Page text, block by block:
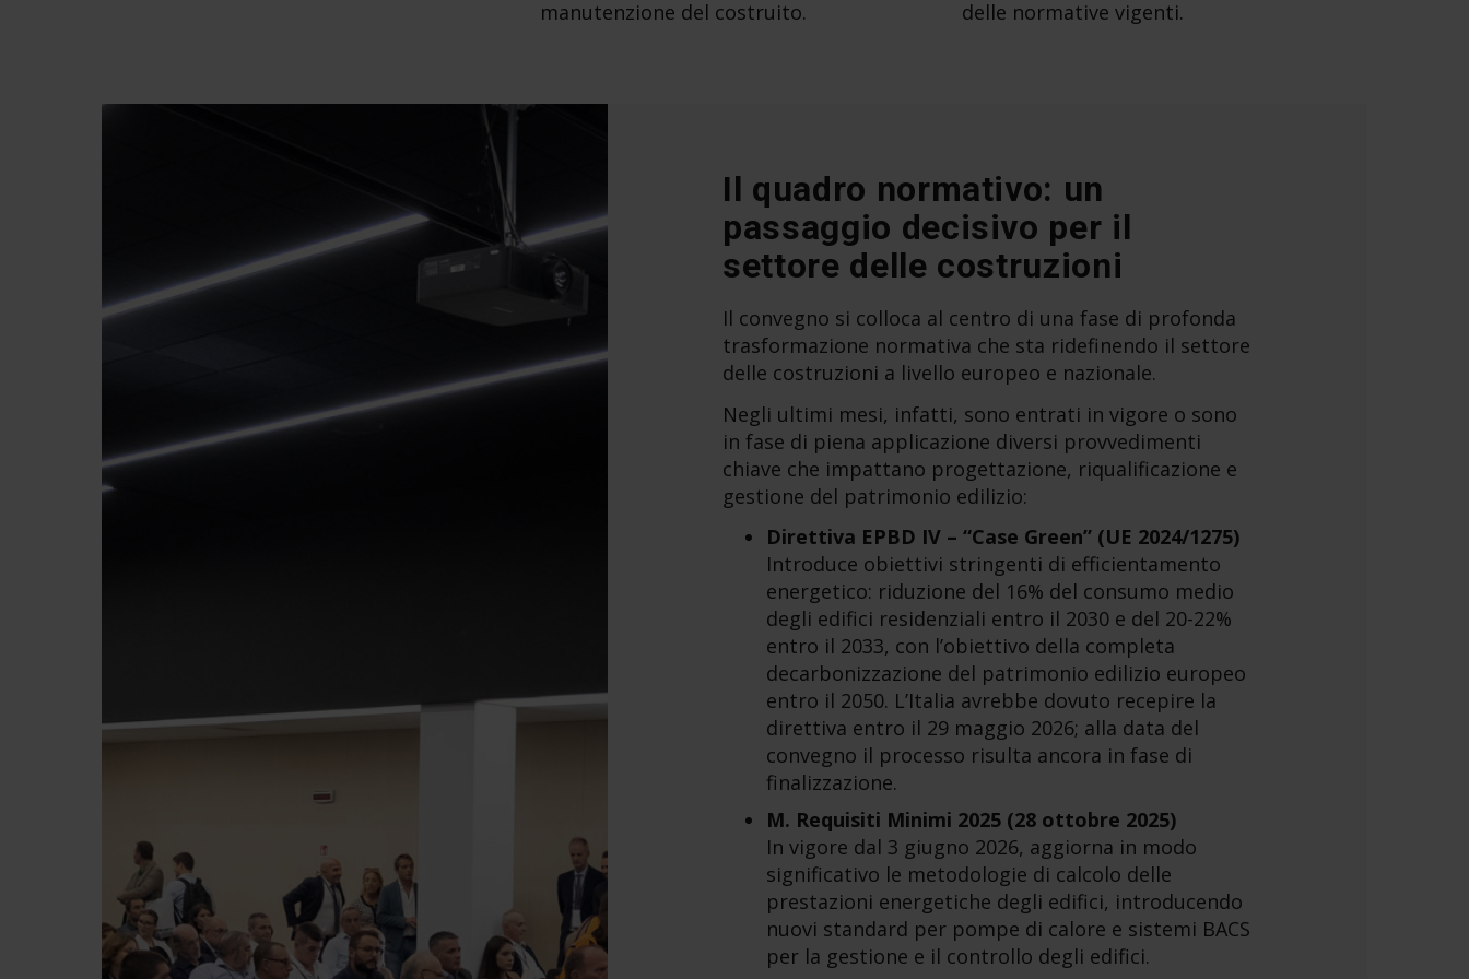
manutenzione del costruito.
delle normative vigenti.
Il quadro normativo: un
passaggio decisivo per il
settore delle costruzioni
Il convegno si colloca al centro di una fase di profonda
trasformazione normativa che sta ridefinendo il settore
delle costruzioni a livello europeo e nazionale.
Negli ultimi mesi, infatti, sono entrati in vigore o sono
in fase di piena applicazione diversi provvedimenti
chiave che impattano progettazione, riqualificazione e
gestione del patrimonio edilizio:
Direttiva EPBD IV – “Case Green” (UE 2024/1275)
Introduce obiettivi stringenti di efficientamento
energetico: riduzione del 16% del consumo medio
degli edifici residenziali entro il 2030 e del 20-22%
entro il 2033, con l’obiettivo della completa
decarbonizzazione del patrimonio edilizio europeo
entro il 2050. L’Italia avrebbe dovuto recepire la
direttiva entro il 29 maggio 2026; alla data del
convegno il processo risulta ancora in fase di
finalizzazione.
M. Requisiti Minimi 2025 (28 ottobre 2025)
In vigore dal 3 giugno 2026, aggiorna in modo
significativo le metodologie di calcolo delle
prestazioni energetiche degli edifici, introducendo
nuovi standard per pompe di calore e sistemi BACS
per la gestione e il controllo degli edifici.